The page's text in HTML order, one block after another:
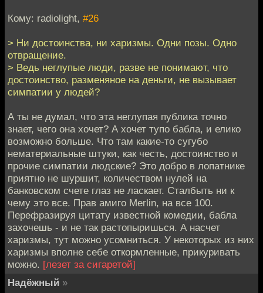
Кому: radiolight, #26
> Ни достоинства, ни харизмы. Одни позы. Одно
отвращение.
> Ведь неглупые люди, разве не понимают, что
достоинство, разменяное на деньги, не вызывает
симпатии у людей?
А ты не думал, что эта неглупая публика точно
знает, чего она хочет? А хочет тупо бабла, и елико
возможно больше. Что там какие-то сугубо
нематериальные штуки, как честь, достоинство и
прочие симпатии людские? Это добро в лопатнике
приятно не шуршит, количеством нулей на
банковском счете глаз не ласкает. Сталбыть ни к
чему это все. Прав амиго Merlin, на все 100.
Перефразируя цитату известной комедии, бабла
захочешь - и не так растопыришься. А насчет
харизмы, тут можно усомниться. У некоторых из них
харизмы вполне себе откормленные, прикуривать
можно. [лезет за сигаретой]
Надёжный »